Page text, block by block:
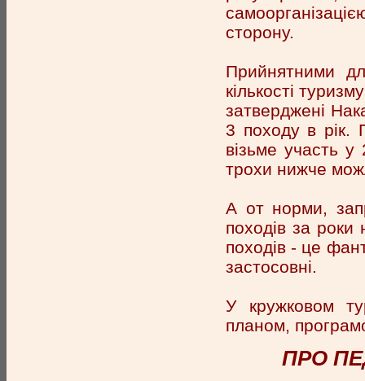
сторону.
Прийнятними
кількості
затверджені
3 походу в рік.
візьме участь
трохи нижче
А от норми,
походів за роки
походів - це
застосовні.
У кружковом
планом,
ПРО